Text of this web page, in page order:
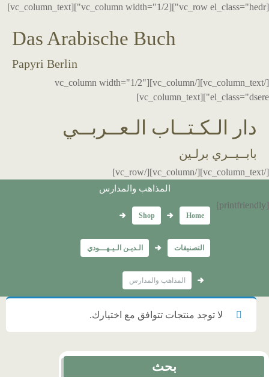
[vc_row el_class="hedr"][vc_column width="1/2"][vc_column_text]
Das Arabische Buch
Papyri Berlin
[/vc_column_text][/vc_column][vc_column width="1/2"
el_class="dsere"][vc_column_text]
دار الـكـتــاب الـعــربــي
بابــيــري برلـين
[/vc_column_text][/vc_column][/vc_row]
المذاهب والمدارس
[printfriendly]
Home
Shop
التصنيفات الـديـن الـيـهـــودي
المذاهب والمدارس
لا توجد منتجات تتوافق مع اختيارك.
بحث